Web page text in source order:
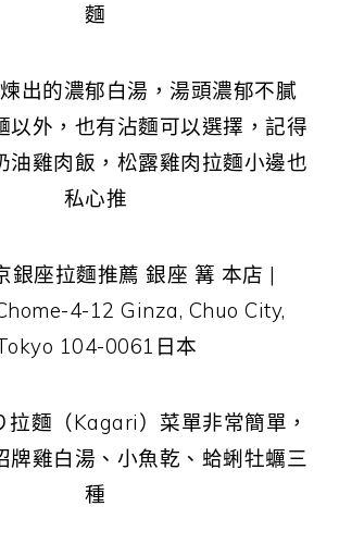
麵
出的濃郁白湯，湯頭濃郁不膩
以外，也有沾麵可以選擇，記得
油雞肉飯，松露雞肉拉麵小邊也
私心推
銀座拉麵推薦 銀座 篝 本店 |
4-12 Ginza, Chuo City,
104-0061日本
拉麵（Kagari）菜單非常簡單，
牌雞白湯、小魚乾、蛤蜊牡蠣三
種